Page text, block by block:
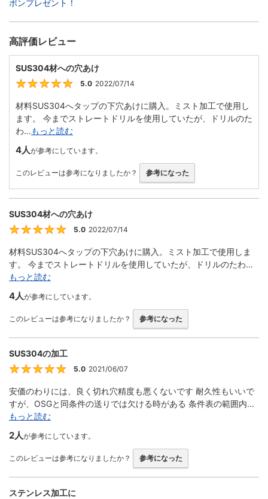
ポンプレゼント！
高評価レビュー
SUS304材への穴あけ
5
5.0 2022/07/14
材料SUS304へタップの下穴あけに購入。ミスト加工で使用し
ます。 今までストレートドリルを使用していたが、ドリルのた
わ...もっと読む
4人が参考にしています。
このレビューは参考になりましたか？ 参考になった
SUS304材への穴あけ
5
5.0 2022/07/14
材料SUS304へタップの下穴あけに購入。ミスト加工で使用しま
す。 今までストレートドリルを使用していたが、ドリルのたわ...
もっと読む
4人が参考にしています。
このレビューは参考になりましたか？ 参考になった
SUS304の加工
5
5.0 2021/06/07
安価のわりには、良く切れ穴精度も悪くないです 耐久性もいいで
すが、OSGと同条件の送りでは欠ける時がある 条件表の範囲内...
もっと読む
2人が参考にしています。
このレビューは参考になりましたか？ 参考になった
ステンレス加工に